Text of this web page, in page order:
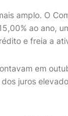
amplo. O
ao ano,
e freia a
em
juros